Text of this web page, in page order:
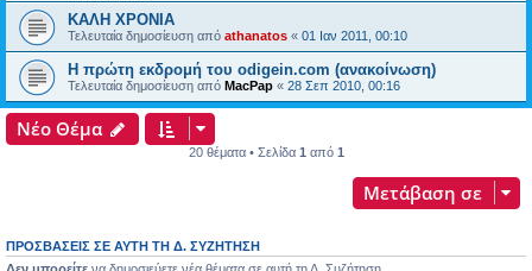
ΚΑΛΗ ΧΡΟΝΙΑ
Τελευταία δημοσίευση από athanatos « 01 Ιαν 2011, 00:10
Η πρώτη εκδρομή του odigein.com (ανακοίνωση)
Τελευταία δημοσίευση από MacPap « 28 Σεπ 2010, 00:16
Νέο Θέμα
20 θέματα • Σελίδα 1 από 1
Μετάβαση σε
ΠΡΟΣΒΆΣΕΙΣ ΣΕ ΑΥΤΉ ΤΗ Δ. ΣΥΖΉΤΗΣΗ